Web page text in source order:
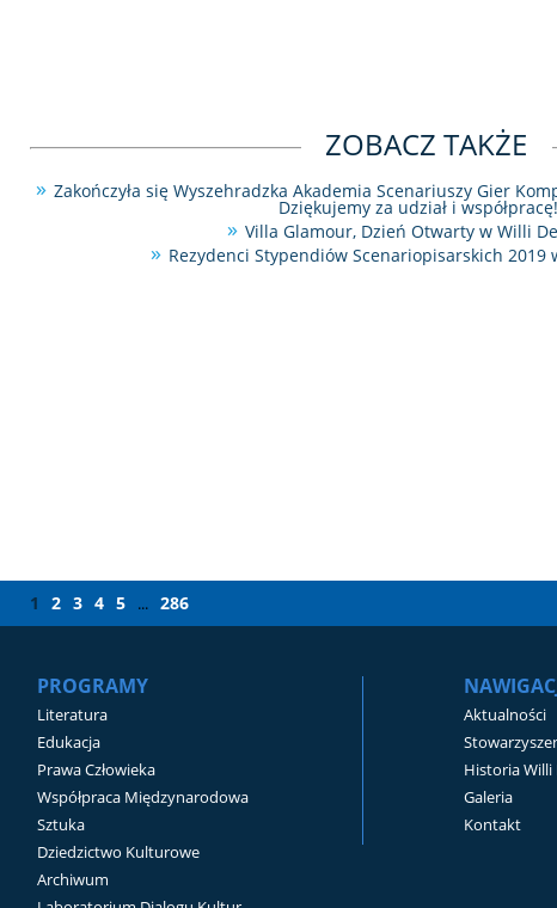
ZOBACZ TAKŻE
Zakończyła się Wyszehradzka Akademia Scenariuszy Gier
Dziękujemy za udział i współpracę!
Villa Glamour, Dzień Otwarty w Willi
Rezydenci Stypendiów Scenariopisarskich 2019
1 2 3 4 5 ... 286
PROGRAMY
Literatura
Edukacja
Prawa Człowieka
Współpraca Międzynarodowa
Sztuka
Dziedzictwo Kulturowe
Archiwum
Aktualności
Historia Willi
Galeria
Kontakt